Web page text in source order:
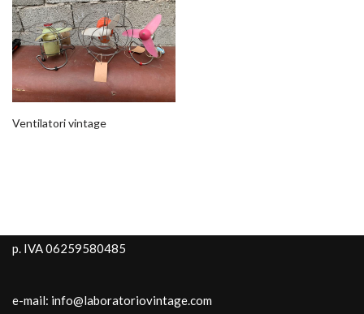
Ventilatori vintage
p. IVA 06259580485
e-mail: info@laboratoriovintage.com